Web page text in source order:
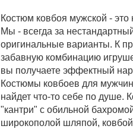
Костюм ковбоя мужской -
Мы - всегда за
оригинальные варианты. К
забавную комбинацию
вы получаете эффектный
Костюмы ковбоев для
найдет что-то себе по душе.
"кантри" с обильной
широкополой шляпой,